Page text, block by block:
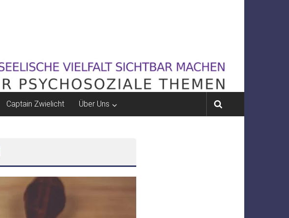
Captain Zwielicht Über Uns